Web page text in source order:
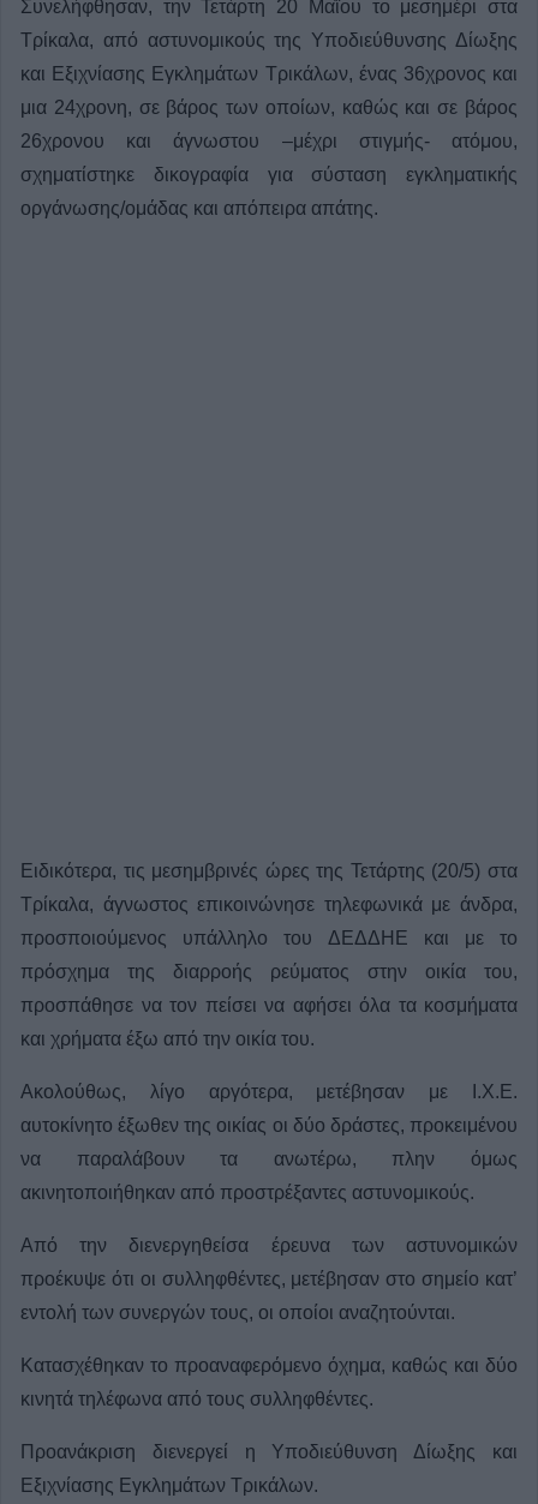
Συνελήφθησαν, την Τετάρτη 20 Μαΐου το μεσημέρι στα
Τρίκαλα, από αστυνομικούς της Υποδιεύθυνσης Δίωξης
και Εξιχνίασης Εγκλημάτων Τρικάλων, ένας 36χρονος και
μια 24χρονη, σε βάρος των οποίων, καθώς και σε βάρος
26χρονου και άγνωστου –μέχρι στιγμής- ατόμου,
σχηματίστηκε δικογραφία για σύσταση εγκληματικής
οργάνωσης/ομάδας και απόπειρα απάτης.
Ειδικότερα, τις μεσημβρινές ώρες της Τετάρτης (20/5) στα
Τρίκαλα, άγνωστος επικοινώνησε τηλεφωνικά με άνδρα,
προσποιούμενος υπάλληλο του ΔΕΔΔΗΕ και με το
πρόσχημα της διαρροής ρεύματος στην οικία του,
προσπάθησε να τον πείσει να αφήσει όλα τα κοσμήματα
και χρήματα έξω από την οικία του.
Ακολούθως, λίγο αργότερα, μετέβησαν με Ι.Χ.Ε.
αυτοκίνητο έξωθεν της οικίας οι δύο δράστες, προκειμένου
να παραλάβουν τα ανωτέρω, πλην όμως
ακινητοποιήθηκαν από προστρέξαντες αστυνομικούς.
Από την διενεργηθείσα έρευνα των αστυνομικών
προέκυψε ότι οι συλληφθέντες, μετέβησαν στο σημείο κατ’
εντολή των συνεργών τους, οι οποίοι αναζητούνται.
Κατασχέθηκαν το προαναφερόμενο όχημα, καθώς και δύο
κινητά τηλέφωνα από τους συλληφθέντες.
Προανάκριση διενεργεί η Υποδιεύθυνση Δίωξης και
Εξιχνίασης Εγκλημάτων Τρικάλων.